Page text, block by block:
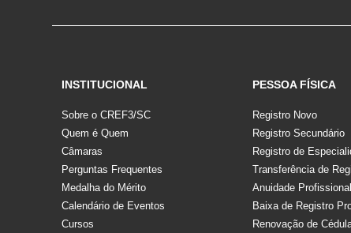
INSTITUCIONAL
Sobre o CREF3/SC
Quem é Quem
Câmaras
Perguntas Frequentes
Medalha do Mérito
Calendário de Eventos
Cursos
PESSOA FÍSICA
Registro Novo
Registro Secundário
Registro de
Transferência de
Anuidade Profissional
Baixa de Registro
Renovação de